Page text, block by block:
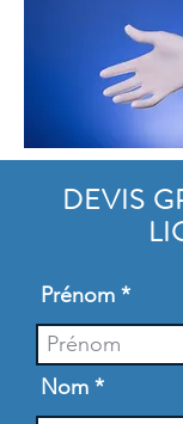
DEVIS
Prénom
Nom